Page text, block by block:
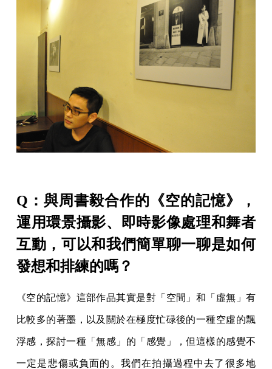
Q：與周書毅合作的《空的記憶》，
運用環景攝影、即時影像處理和舞者
互動，可以和我們簡單聊一聊是如何
發想和排練的嗎？
《空的記憶》這部作品其實是對「空間」和「虛無」有
比較多的著墨，以及關於在極度忙碌後的一種空虛的飄
浮感，探討一種「無感」的「感覺」，但這樣的感覺不
一定是悲傷或負面的。我們在拍攝過程中去了很多地